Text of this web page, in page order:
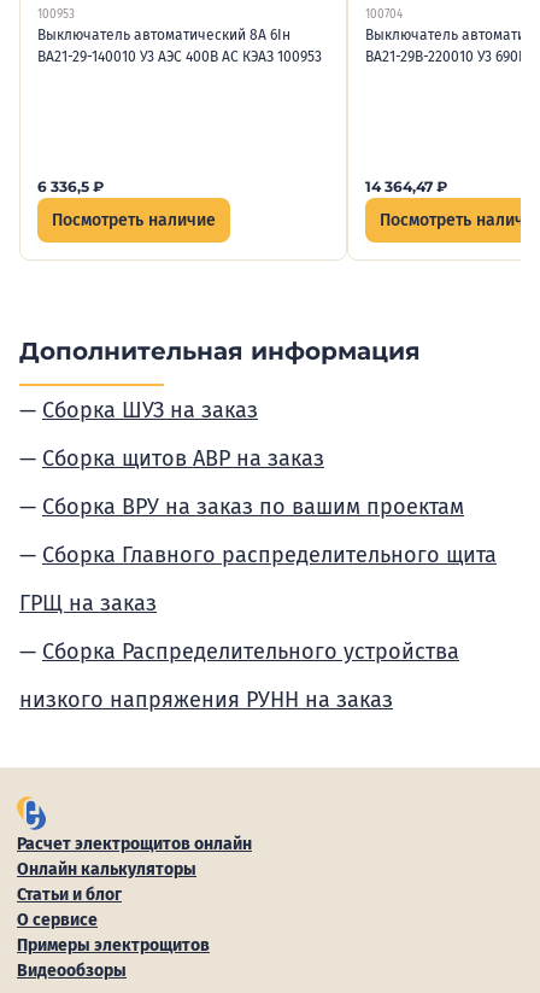
100953
Выключатель автоматический 8А 6Iн
ВА21-29-140010 У3 АЭС 400В AC КЭАЗ 100953
6 336,5 ₽
Посмотреть наличие
100704
Выключатель
ВА21-29В-220010 У3 690В
14 364,47 ₽
Посмотреть
Дополнительная информация
Сборка ШУЗ на заказ
Сборка щитов АВР на заказ
Сборка ВРУ на заказ по вашим проектам
Сборка Главного распределительного щита
ГРЩ на заказ
Сборка Распределительного устройства
низкого напряжения РУНН на заказ
Расчет электрощитов онлайн
Онлайн калькуляторы
Статьи и блог
О сервисе
Примеры электрощитов
Видеообзоры